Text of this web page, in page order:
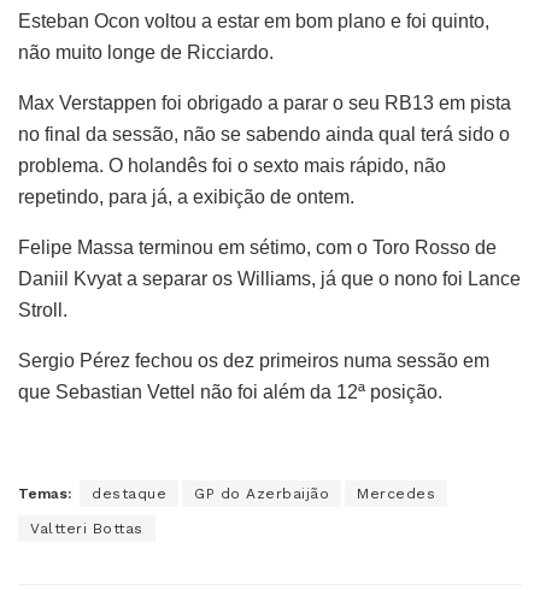
Esteban Ocon voltou a estar em bom plano e foi quinto,
não muito longe de Ricciardo.
Max Verstappen foi obrigado a parar o seu RB13 em pista
no final da sessão, não se sabendo ainda qual terá sido o
problema. O holandês foi o sexto mais rápido, não
repetindo, para já, a exibição de ontem.
Felipe Massa terminou em sétimo, com o Toro Rosso de
Daniil Kvyat a separar os Williams, já que o nono foi Lance
Stroll.
Sergio Pérez fechou os dez primeiros numa sessão em
que Sebastian Vettel não foi além da 12ª posição.
Temas: destaque GP do Azerbaijão Mercedes
Valtteri Bottas